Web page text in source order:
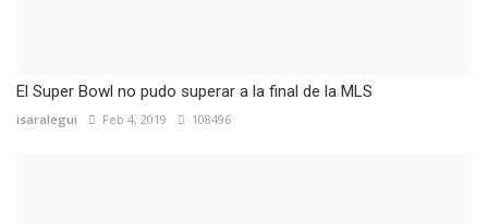
El Super Bowl no pudo superar a la final de la MLS
isaralegui Feb 4, 2019 108496